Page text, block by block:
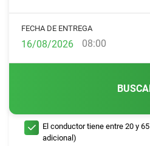
FECHA DE ENTREGA
08:00
El conductor tiene entre 20 y
adicional)